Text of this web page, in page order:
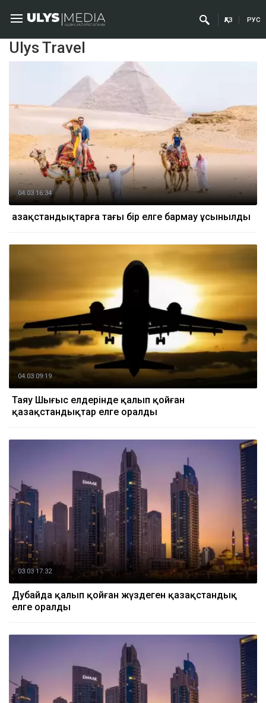
ҚАЗ РУС
Ulys Travel
04.03 16:34
Қазақстандықтарға тағы бір елге бармау ұсынылды
04.03 09:19
Таяу Шығыс елдерінде қалып қойған
қазақстандықтар елге оралды
03.03 17:32
Дубайда қалып қойған жүздеген қазақстандық
елге оралды